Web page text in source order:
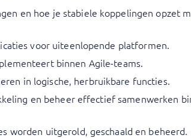
en hoe je stabiele koppelingen opzet
voor uiteenlopende platformen.
binnen Agile-teams.
in logische, herbruikbare functies.
en beheer effectief samenwerken
worden uitgerold, geschaald en beheerd.